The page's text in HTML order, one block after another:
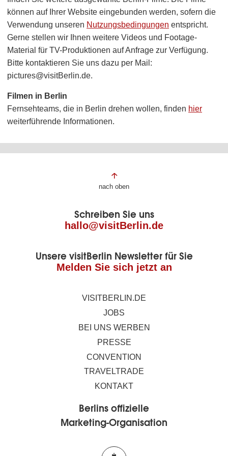
können auf Ihrer Website eingebunden werden, sofern die
Verwendung unseren Nutzungsbedingungen entspricht.
Gerne stellen wir Ihnen weitere Videos und Footage-
Material für TV-Produktionen auf Anfrage zur Verfügung.
Bitte kontaktieren Sie uns dazu per Mail:
pictures@visitBerlin.de.
Filmen in Berlin
Fernsehteams, die in Berlin drehen wollen, finden hier
weiterführende Informationen.
Fußbereich
Seite
nach oben
Schreiben Sie uns
hallo@visitBerlin.de
Unsere visitBerlin Newsletter für Sie
Melden Sie sich jetzt an
VISITBERLIN.DE
JOBS
BEI UNS WERBEN
PRESSE
CONVENTION
TRAVELTRADE
KONTAKT
Berlins offizielle
Marketing-Organisation